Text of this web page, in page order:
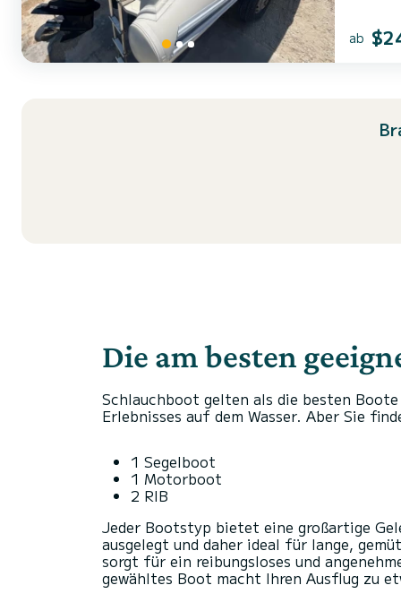
ab
Die am besten
Schlauchboot gelten als die besten Boote
Erlebnisses auf dem Wasser. Aber Sie
1 Segelboot
1 Motorboot
2 RIB
Jeder Bootstyp bietet eine großartige
ausgelegt und daher ideal für lange,
sorgt für ein reibungsloses und
gewähltes Boot macht Ihren Ausflug zu